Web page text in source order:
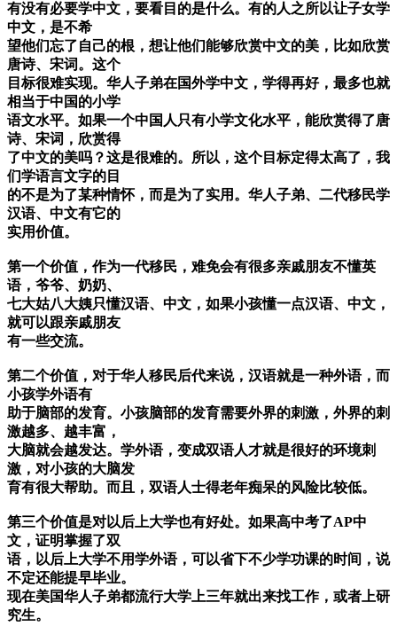
有没有必要学中文，要看目的是什么。有的人之所以让子女学
中文，是不希
望他们忘了自己的根，想让他们能够欣赏中文的美，比如欣赏
唐诗、宋词。这个
目标很难实现。华人子弟在国外学中文，学得再好，最多也就
相当于中国的小学
语文水平。如果一个中国人只有小学文化水平，能欣赏得了唐
诗、宋词，欣赏得
了中文的美吗？这是很难的。所以，这个目标定得太高了，我
们学语言文字的目
的不是为了某种情怀，而是为了实用。华人子弟、二代移民学
汉语、中文有它的
实用价值。
第一个价值，作为一代移民，难免会有很多亲戚朋友不懂英
语，爷爷、奶奶、
七大姑八大姨只懂汉语、中文，如果小孩懂一点汉语、中文，
就可以跟亲戚朋友
有一些交流。
第二个价值，对于华人移民后代来说，汉语就是一种外语，而
小孩学外语有
助于脑部的发育。小孩脑部的发育需要外界的刺激，外界的刺
激越多、越丰富，
大脑就会越发达。学外语，变成双语人才就是很好的环境刺
激，对小孩的大脑发
育有很大帮助。而且，双语人士得老年痴呆的风险比较低。
第三个价值是对以后上大学也有好处。如果高中考了AP中
文，证明掌握了双
语，以后上大学不用学外语，可以省下不少学功课的时间，说
不定还能提早毕业。
现在美国华人子弟都流行大学上三年就出来找工作，或者上研
究生。